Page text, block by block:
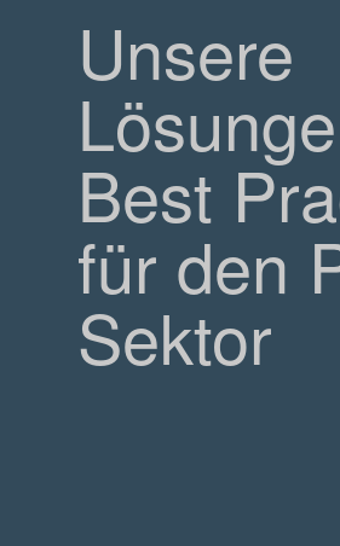
Unsere
Best
für den
Sektor